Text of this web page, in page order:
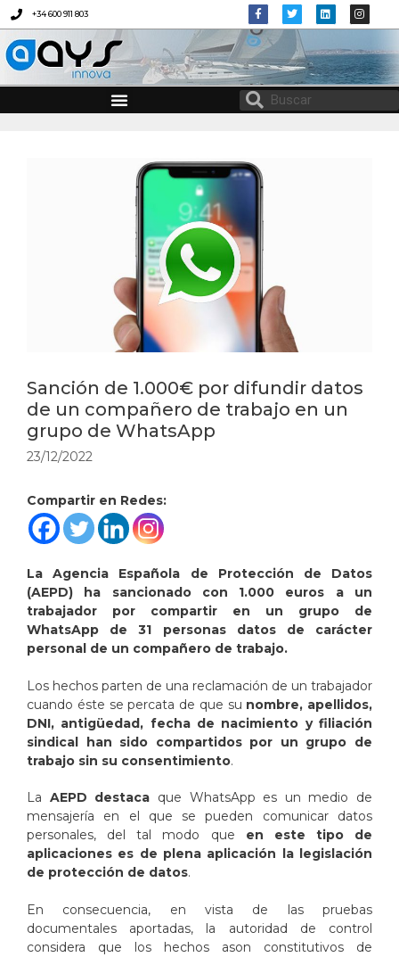
+34 600 911 803
AYS INNOVA
Sanción de 1.000€ por difundir datos
de un compañero de trabajo en un
grupo de WhatsApp
23/12/2022
Compartir en Redes:
La Agencia Española de Protección de Datos
(AEPD) ha sancionado con 1.000 euros a un
trabajador por compartir en un grupo de
WhatsApp de 31 personas datos de carácter
personal de un compañero de trabajo.
Los hechos parten de una reclamación de un trabajador
cuando éste se percata de que su nombre, apellidos,
DNI, antigüedad, fecha de nacimiento y filiación
sindical han sido compartidos por un grupo de
trabajo sin su consentimiento.
La AEPD destaca que WhatsApp es un medio de
mensajería en el que se pueden comunicar datos
personales, del tal modo que en este tipo de
aplicaciones es de plena aplicación la legislación
de protección de datos.
En consecuencia, en vista de las pruebas
documentales aportadas, la autoridad de control
considera que los hechos ason constitutivos de